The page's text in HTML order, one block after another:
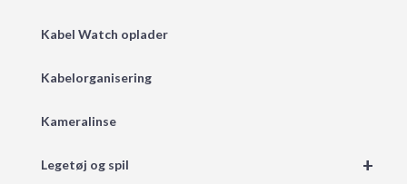
Kabel Watch oplader
Kabelorganisering
Kameralinse
+
Legetøj og spil